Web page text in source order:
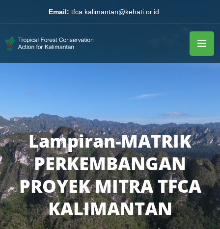
Email: tfca.kalimantan@kehati.or.id
Lampiran-MATRIK
PERKEMBANGAN
PROYEK MITRA TFCA
KALIMANTAN